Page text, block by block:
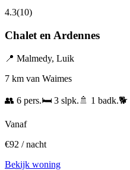
4.3(10)
Chalet en Ardennes
📍 Malmedy, Luik
7 km van Waimes
👥 6 pers.🛏️ 3 slpk. 🚿 1 badk.🐕
Vanaf
€92 / nacht
Bekijk woning